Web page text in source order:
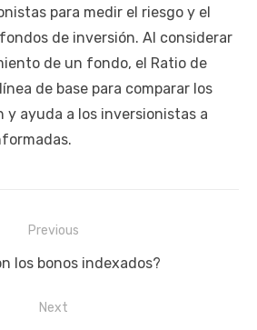
para medir el riesgo y el
de inversión. Al considerar
de un fondo, el Ratio de
de base para comparar los
y ayuda a los inversionistas a
Previous
los bonos indexados?
Next